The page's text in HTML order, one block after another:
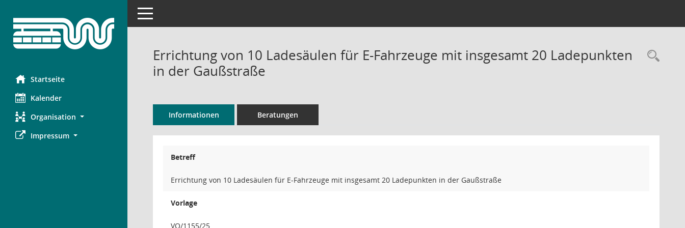
Startseite
Kalender
Organisation
Impressum
Toggle navigation
Errichtung von 10 Ladesäulen für E-Fahrzeuge mit insgesamt 20 Ladepunkten
in der Gaußstraße
Informationen Beratungen
Betreff
Errichtung von 10 Ladesäulen für E-Fahrzeuge mit insgesamt 20 Ladepunkten in der Gaußstraße
Vorlage
VO/1155/25